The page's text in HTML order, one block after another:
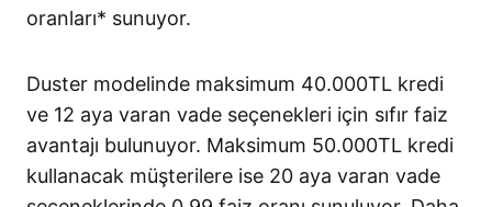
oranları* sunuyor.
Duster modelinde maksimum 40.000TL kredi
ve 12 aya varan vade seçenekleri için sıfır faiz
avantajı bulunuyor. Maksimum 50.000TL kredi
kullanacak müşterilere ise 20 aya varan vade